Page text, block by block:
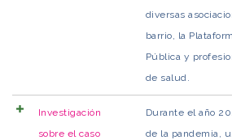
diversas
barrio, la
Pública y
de salud.
Investigación
sobre el caso
Durante el año
de la pandemia,